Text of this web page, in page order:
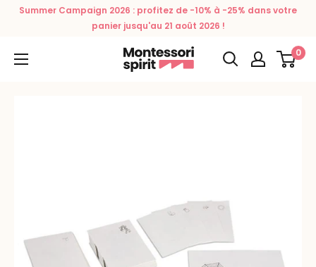
PasserSummer Campaign 2026 : profitez de -10% à -25% dans votre
panier jusqu'au 21 août 2026 !
Montessori
Spirit
0